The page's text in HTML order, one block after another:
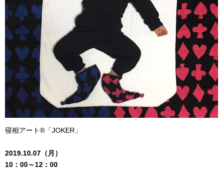
寝相アート®「JOKER」
2019.10.07（月）
10：00～12：00